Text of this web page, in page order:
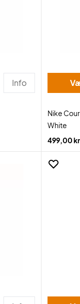
Info
Nike
White
499,00